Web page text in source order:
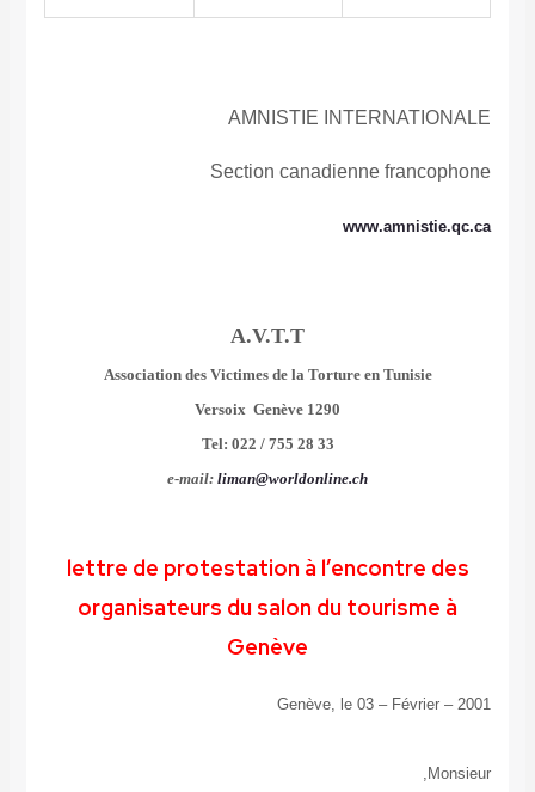
AMNISTIE INTERNATIONALE
Section canadienne francophone
www.amnistie.qc.ca
A.V.T.T
Association des Victimes de la Torture en Tunisie
1290 Versoix Genève
Tel: 022 / 755 28 33
e-mail:liman@worldonline.ch
lettre de protestation à l’encontre des
organisateurs du salon du tourisme à
Genève
Genève, le 03 – Février – 2001
Monsieur,